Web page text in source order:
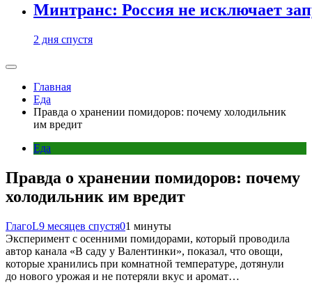
Минтранс: Россия не исключает
2 дня спустя
Главная
Еда
Правда о хранении помидоров: почему холодильник
им вредит
Еда
Правда о хранении помидоров: почему
холодильник им вредит
ГлагоL9 месяцев спустя01 минуты
Эксперимент​‍​‌‍​‍‌ с осенними помидорами, который проводила
автор канала «В саду у Валентинки», показал, что овощи,
которые хранились при комнатной температуре, дотянули
до нового урожая и не потеряли вкус и аромат…